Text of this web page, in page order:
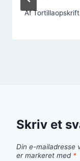
Af
Skriv et
Din e-mailadresse
er markeret med *